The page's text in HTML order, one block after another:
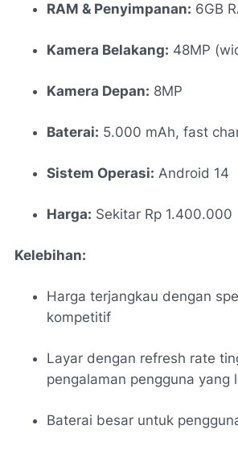
RAM & Penyimpanan: 6GB
Kamera Belakang: 48MP
Kamera Depan: 8MP
Baterai: 5.000 mAh, fast
Sistem Operasi: Android 14
Harga: Sekitar Rp 1.400.000
Kelebihan:
Harga terjangkau dengan
kompetitif
Layar dengan refresh rate
pengalaman pengguna yang
Baterai besar untuk